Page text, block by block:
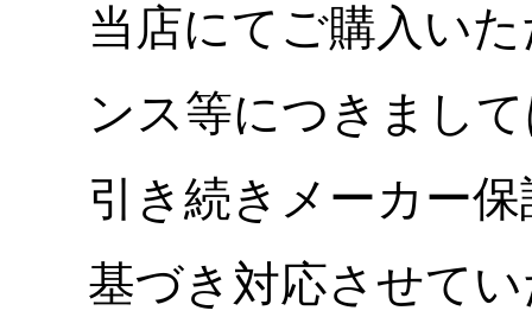
当店にてご購入い
ンス等につきまし
引き続きメーカー
基づき対応させて